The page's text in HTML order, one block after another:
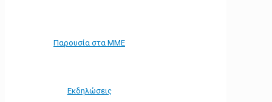
Παρουσία στα ΜΜΕ
Εκδηλώσεις